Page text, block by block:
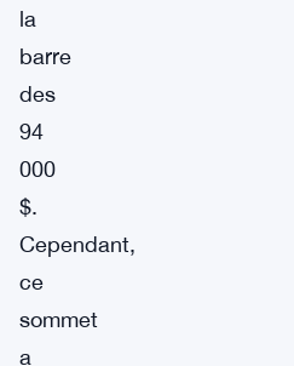
la
barre
des
94
000
$.
Cependant,
ce
sommet
a